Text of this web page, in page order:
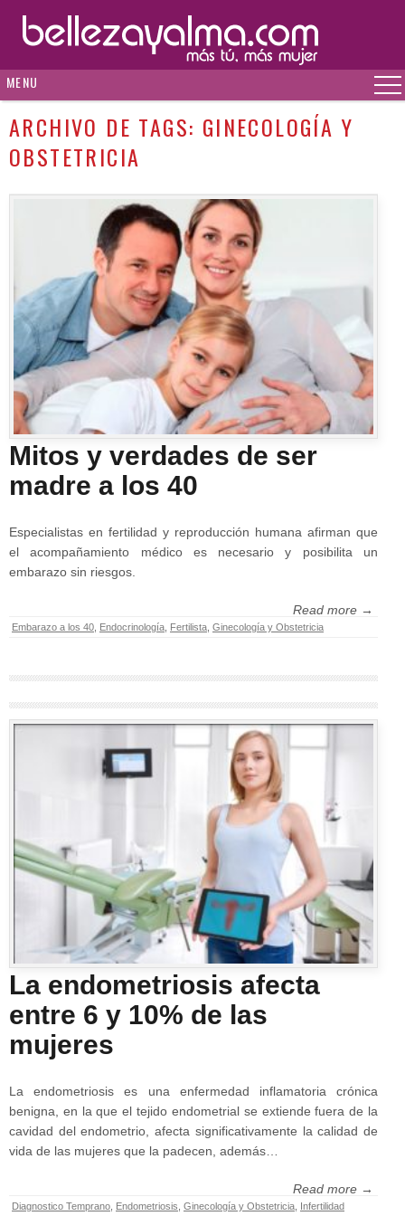
MENU
ARCHIVO DE TAGS: GINECOLOGÍA Y
OBSTETRICIA
Mitos y verdades de ser
madre a los 40
Especialistas en fertilidad y reproducción humana afirman que
el acompañamiento médico es necesario y posibilita un
embarazo sin riesgos.
Read more →
Embarazo a los 40 Endocrinología Fertilista Ginecología y Obstetricia
La endometriosis afecta
entre 6 y 10% de las
mujeres
La endometriosis es una enfermedad inflamatoria crónica
benigna, en la que el tejido endometrial se extiende fuera de la
cavidad del endometrio, afecta significativamente la calidad de
vida de las mujeres que la padecen, además…
Read more →
Diagnostico Temprano Endometriosis Ginecología y Obstetricia
Infertilidad